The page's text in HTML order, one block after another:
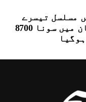
مسلسل تیسرے
روز کمی، پاکستان میں سونا 8700